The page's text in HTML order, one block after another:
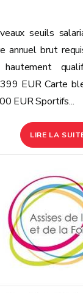
seuils
annuel brut
EUR Carte
EUR Sportifs...
LIRE LA